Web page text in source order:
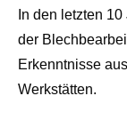
In den letzten
der
Erkenntnisse
Werkstätten.